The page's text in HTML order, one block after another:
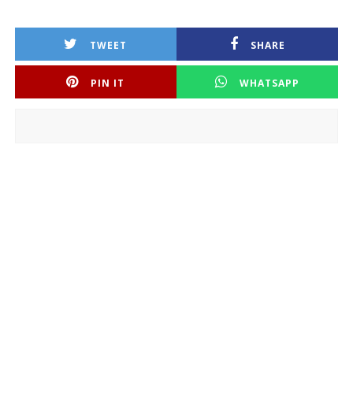
TWEET SHARE
PIN IT WHATSAPP